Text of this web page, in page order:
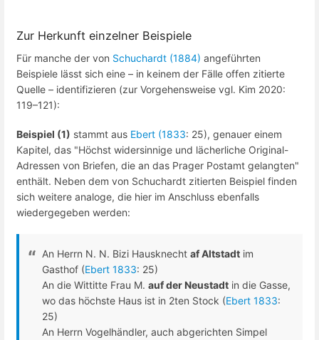
Zur Herkunft einzelner Beispiele
Für manche der von Schuchardt (1884) angeführten
Beispiele lässt sich eine – in keinem der Fälle offen zitierte
Quelle – identifizieren (zur Vorgehensweise vgl. Kim 2020:
119–121):
Beispiel (1) stammt aus Ebert (1833: 25), genauer einem
Kapitel, das "Höchst widersinnige und lächerliche Original-
Adressen von Briefen, die an das Prager Postamt gelangten"
enthält. Neben dem von Schuchardt zitierten Beispiel finden
sich weitere analoge, die hier im Anschluss ebenfalls
wiedergegeben werden:
An Herrn N. N. Bizi Hausknecht af Altstadt im
Gasthof (Ebert 1833: 25)
An die Wittitte Frau M. auf der Neustadt in die Gasse,
wo das höchste Haus ist in 2ten Stock (Ebert 1833:
25)
An Herrn Vogelhändler, auch abgerichten Simpel